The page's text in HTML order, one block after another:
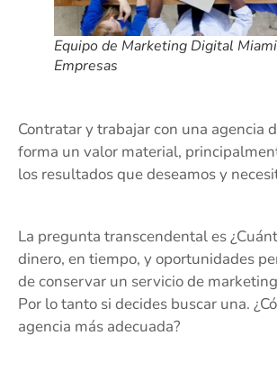
Equipo de Marketing Digital
Empresas
Contratar y trabajar con una agencia
forma un valor material,
los resultados que deseamos y
La pregunta transcendental es
dinero, en tiempo, y oportunidades
de conservar un servicio de
Por lo tanto si decides buscar una.
agencia más adecuada?